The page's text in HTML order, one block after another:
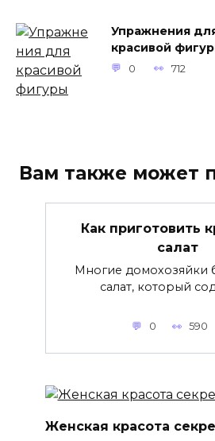
Упражнения
красивой
0 712
Вам также может
Как приготовить
салат
Многие домохозяйки
салат, который
0 590
Женская красота